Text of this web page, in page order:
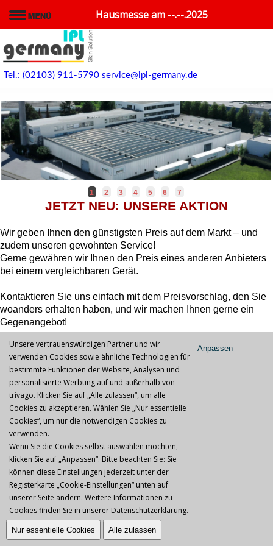
Hausmesse am --.--.2025
Tel.: (02103) 911-5790 service@ipl-germany.de
1 2 3 4 5 6 7
JETZT NEU: UNSERE AKTION
Wir geben Ihnen den günstigsten Preis auf dem Markt – und
zudem unseren gewohnten Service!
Gerne gewähren wir Ihnen den Preis eines anderen Anbieters
bei einem vergleichbaren Gerät.
Kontaktieren Sie uns einfach mit dem Preisvorschlag, den Sie
woanders erhalten haben, und wir machen Ihnen gerne ein
Gegenangebot!
Wir, das IPL Germany Team, freuen uns auf Sie!
Kütük|AGB|Datenschutz|Jobs & Karriere
Copyright © 2026
Unsere vertrauenswürdigen Partner und wir
verwenden Cookies sowie ähnliche Technologien für
bestimmte Funktionen der Website, Analysen und
personalisierte Werbung auf und außerhalb von
trivago. Klicken Sie auf „Alle zulassen“, um alle
Cookies zu akzeptieren. Wählen Sie „Nur essentielle
Cookies“, um nur die notwendigen Cookies zu
verwenden.
Wenn Sie die Cookies selbst auswählen möchten,
klicken Sie auf „Anpassen“. Bitte beachten Sie: Sie
können diese Einstellungen jederzeit unter der
Registerkarte „Cookie-Einstellungen“ unten auf
unserer Seite ändern. Weitere Informationen zu
Cookies finden Sie in unserer Datenschutzerklärung.
Anpassen
Nur essentielle Cookies Alle zulassen